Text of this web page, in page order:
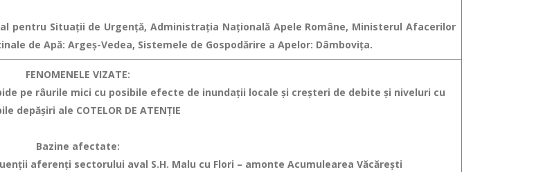
pentru Situaţii de Urgenţă, Administraţia Naţională Apele Române, Ministerul Afacerilor
de Apă: Argeș-Vedea, Sistemele de Gospodărire a Apelor: Dâmbovița.
FENOMENELE VIZATE:
pe râurile mici cu posibile efecte de inundaţii locale şi creşteri de debite şi niveluri cu
depăşiri ale COTELOR DE ATENŢIE
Bazine afectate:
aferenți sectorului aval S.H. Malu cu Flori – amonte Acumulearea Văcărești